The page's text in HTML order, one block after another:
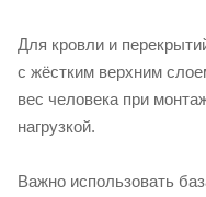
Для кровли и
с жёстким верхним
вес человека при
нагрузкой.
Важно использовать